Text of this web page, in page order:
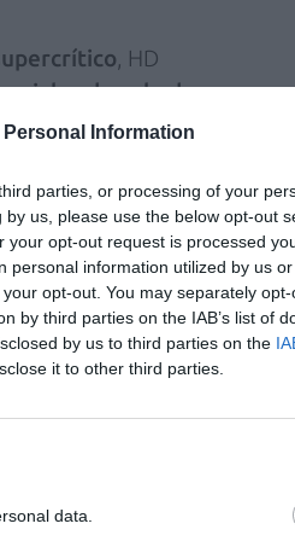
Information
parties, or processing of your
us, please use the below opt-out
opt-out request is processed
personal information utilized by us
opt-out. You may separately
by third parties on the IAB’s list of
by us to third parties on the
it to other third parties.
data.
, HD
de palo de
para
su penetración en
deHD Cosmetic
de extracción y
eficacia y la
método de
pureza,
eliminando residuos
sistemas
la Emulsión